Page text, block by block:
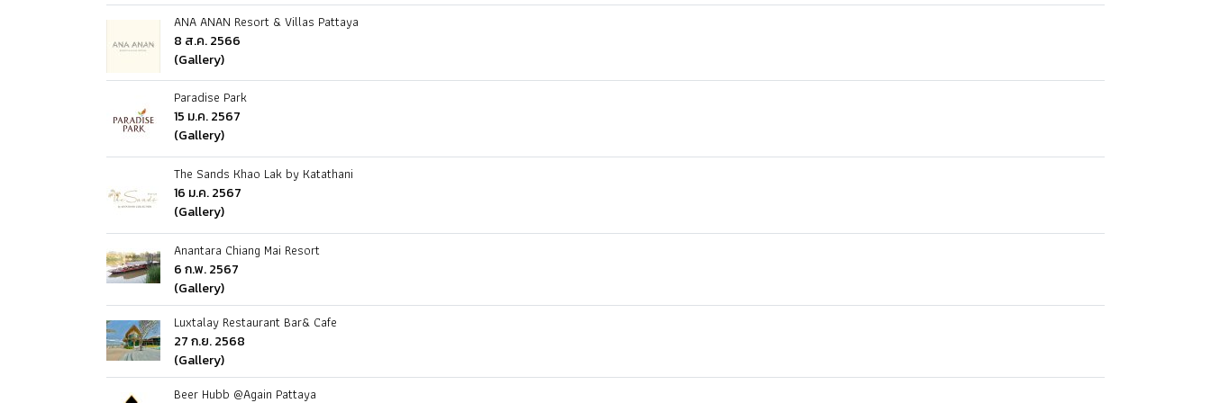
ANA ANAN Resort & Villas Pattaya
8 ส.ค. 2566
(Gallery)
Paradise Park
15 ม.ค. 2567
(Gallery)
The Sands Khao Lak by Katathani
16 ม.ค. 2567
(Gallery)
Anantara Chiang Mai Resort
6 ก.พ. 2567
(Gallery)
Luxtalay Restaurant Bar& Cafe
27 ก.ย. 2568
(Gallery)
Beer Hubb @Again Pattaya